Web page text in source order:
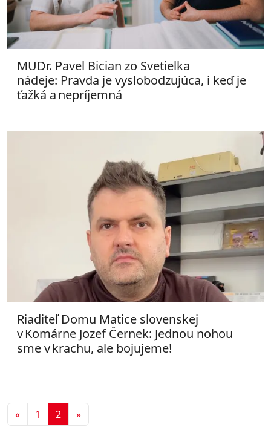
MUDr. Pavel Bician zo Svetielka
nádeje: Pravda je vyslobodzujúca, i keď je
ťažká a nepríjemná
Riaditeľ Domu Matice slovenskej
v Komárne Jozef Černek: Jednou nohou
sme v krachu, ale bojujeme!
«Predchádzajúca
1 2 »Ďalšia